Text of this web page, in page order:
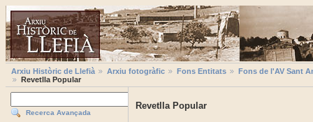
Arxiu Històric de Llefià Arxiu fotogràfic Fons Entitats
Fons de l'AV Sant
Revetlla Popular
Recerca Avançada
Revetlla Popular